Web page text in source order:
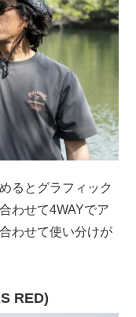
るとグラフィック
わせて4WAYでア
わせて使い分けが
RED)